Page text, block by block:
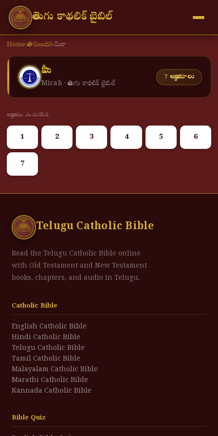
తెలుగు కాథలిక్ బైబిల్
Home›పాత నిబంధన›మీకా
మీకా
Micah · తెలుగు కాథలిక్ బైబిల్
7 అధ్యాయాలు
అధ్యాయం ఎంచుకోండి
1 2 3 4 5 6
7
Telugu Catholic Bible
Read the Telugu Catholic Bible online
with Old Testament and New Testament
books, chapters, and audio in Telugu.
Catholic Bible
English Catholic Bible
Hindi Catholic Bible
Telugu Catholic Bible
Tamil Catholic Bible
Malayalam Catholic Bible
Marathi Catholic Bible
Kannada Catholic Bible
Bible Quiz